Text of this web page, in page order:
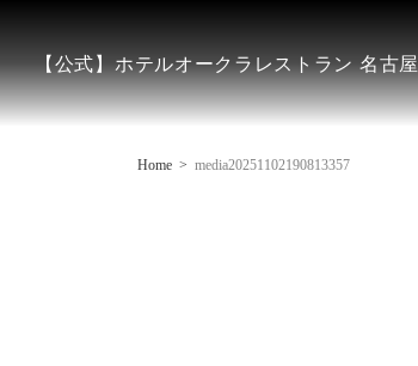
【公式】ホテルオークラレストラン 名古屋
Home media20251102190813357